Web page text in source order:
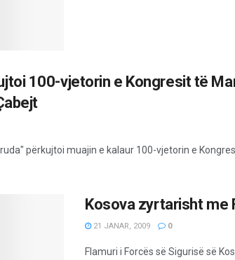
100-vjetorin e Kongresit të
përkujtoi muajin e kalaur 100-vjetorin e
Kosova zyrtarisht me
21 JANAR, 2009 0
Flamuri i Forcës së Sigurisë së